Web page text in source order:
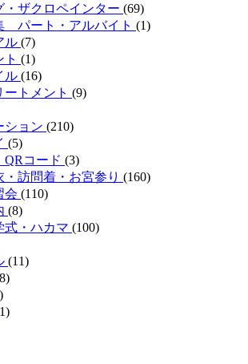
・ザクロペインター (69)
パート・アルバイト (1)
ル (7)
ト (1)
ル (16)
トメント (9)
ション (210)
(5)
コード (3)
訪問着・お宮参り (160)
会 (110)
(8)
式・ハカマ (100)
(11)